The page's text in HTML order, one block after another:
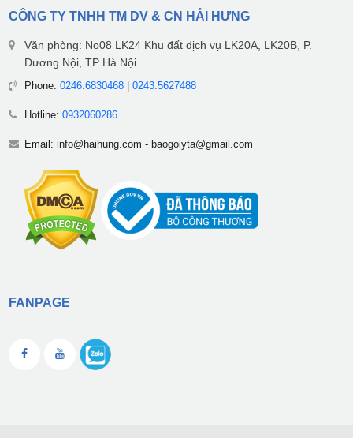
CÔNG TY TNHH TM DV & CN HẢI HƯNG
Văn phòng: No08 LK24 Khu đất dịch vụ LK20A, LK20B, P.
Dương Nội, TP Hà Nội
Phone: 0246.6830468| 0243.5627488
Hotline: 0932060286
Email: info@haihung.com - baogoiyta@gmail.com
FANPAGE